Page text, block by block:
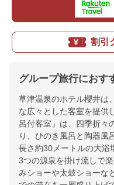
割引
グループ旅行におす
草津温泉のホテル櫻井は
な広々とした客室を提供
呂付客室」は、四季折々
り、ひのき風呂と陶器風
長さ約30メートルの大浴
3つの源泉を掛け流しで
みショーや太鼓ショーな